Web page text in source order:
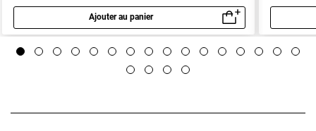
Ajouter au panier
Aperçu rapide